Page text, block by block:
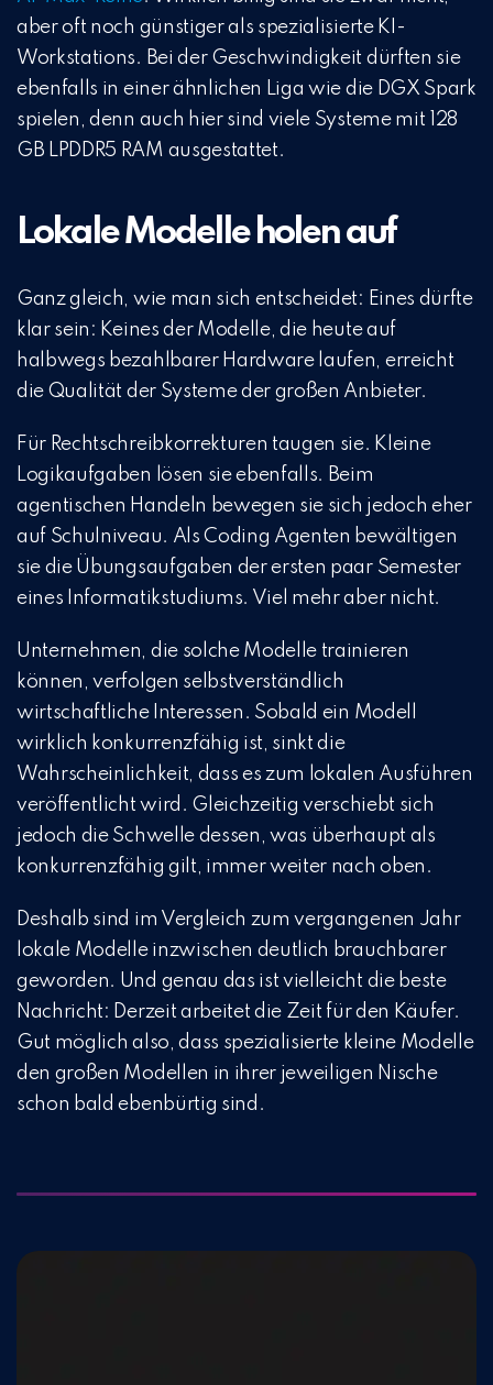
aber oft noch günstiger als spezialisierte KI-
Workstations. Bei der Geschwindigkeit dürften sie
ebenfalls in einer ähnlichen Liga wie die DGX Spark
spielen, denn auch hier sind viele Systeme mit 128
GB LPDDR5 RAM ausgestattet.
Lokale Modelle holen auf
Ganz gleich, wie man sich entscheidet: Eines dürfte
klar sein: Keines der Modelle, die heute auf
halbwegs bezahlbarer Hardware laufen, erreicht
die Qualität der Systeme der großen Anbieter.
Für Rechtschreibkorrekturen taugen sie. Kleine
Logikaufgaben lösen sie ebenfalls. Beim
agentischen Handeln bewegen sie sich jedoch eher
auf Schulniveau. Als Coding Agenten bewältigen
sie die Übungsaufgaben der ersten paar Semester
eines Informatikstudiums. Viel mehr aber nicht.
Unternehmen, die solche Modelle trainieren
können, verfolgen selbstverständlich
wirtschaftliche Interessen. Sobald ein Modell
wirklich konkurrenzfähig ist, sinkt die
Wahrscheinlichkeit, dass es zum lokalen Ausführen
veröffentlicht wird. Gleichzeitig verschiebt sich
jedoch die Schwelle dessen, was überhaupt als
konkurrenzfähig gilt, immer weiter nach oben.
Deshalb sind im Vergleich zum vergangenen Jahr
lokale Modelle inzwischen deutlich brauchbarer
geworden. Und genau das ist vielleicht die beste
Nachricht: Derzeit arbeitet die Zeit für den Käufer.
Gut möglich also, dass spezialisierte kleine Modelle
den großen Modellen in ihrer jeweiligen Nische
schon bald ebenbürtig sind.